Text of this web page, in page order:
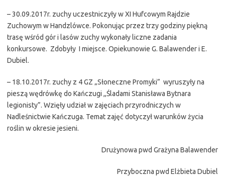
– 30.09.2017r. zuchy uczestniczyły w XI Hufcowym Rajdzie
Zuchowym w Handzlówce. Pokonując przez trzy godziny piękną
trasę wśród gór i lasów zuchy wykonały liczne zadania
konkursowe. Zdobyły I miejsce. Opiekunowie G. Balawender i E.
Dubiel.
– 18.10.2017r. zuchy z 4 GZ „Słoneczne Promyki” wyruszyły na
pieszą wędrówkę do Kańczugi ,,Śladami Stanisława Bytnara
legionisty”. Wzięły udział w zajęciach przyrodniczych w
Nadleśnictwie Kańczuga. Temat zajęć dotyczył warunków życia
roślin w okresie jesieni.
Drużynowa pwd Grażyna Balawender
Przyboczna pwd Elżbieta Dubiel